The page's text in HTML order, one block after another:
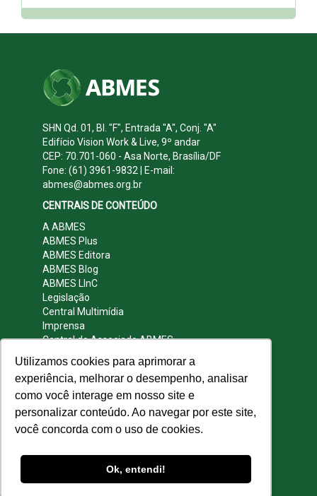
Utilizamos cookies para aprimorar a
experiência, melhorar o desempenho, analisar
como você interage em nosso site e
personalizar conteúdo. Ao navegar por este site,
você concorda com o uso de cookies.
Ok, entendi!
SHN Qd. 01, Bl. "F", Entrada "A", Conj. "A"
Edifício Vision Work & Live, 9º andar
CEP: 70.701-060 - Asa Norte, Brasília/DF
Fone: (61) 3961-9832 | E-mail:
abmes@abmes.org.br
CENTRAIS DE CONTEÚDO
A ABMES
ABMES Plus
ABMES Editora
ABMES Blog
ABMES LInC
Legislação
Central Multimídia
Imprensa
Central do Associado ABMES
REDES SOCIAIS
reservados.